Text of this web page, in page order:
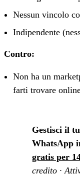
Nessun vincolo
Indipendente
Contro:
Non ha un
farti trovare
Gestisci il
WhatsApp
gratis per
credito ·